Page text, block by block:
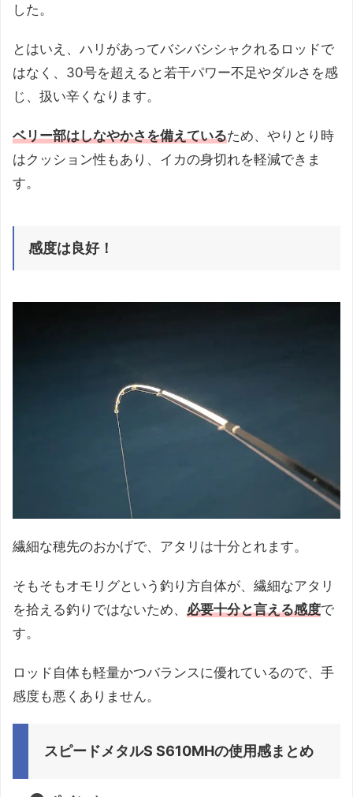
した。
とはいえ、ハリがあってバシバシシャクれるロッドで
はなく、30号を超えると若干パワー不足やダルさを感
じ、扱い辛くなります。
ベリー部はしなやかさを備えているため、やりとり時
はクッション性もあり、イカの身切れを軽減できま
す。
感度は良好！
繊細な穂先のおかげで、アタリは十分とれます。
そもそもオモリグという釣り方自体が、繊細なアタリ
を拾える釣りではないため、 必要十分と言える感度で
す。
ロッド自体も軽量かつバランスに優れているので、手
感度も悪くありません。
スピードメタルS S610MHの使用感まとめ